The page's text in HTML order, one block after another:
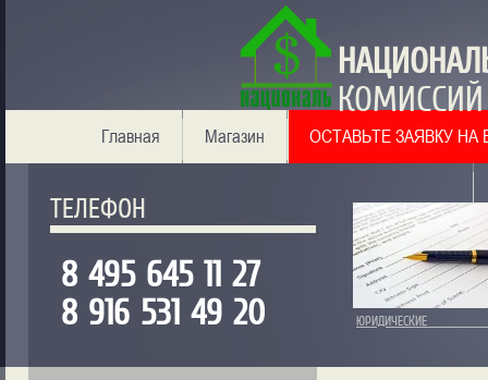
КОМИССИЙ
Главная Магазин ОСТАВЬТЕ ЗАЯВКУ
ТЕЛЕФОН
8 495 645 11 27
8 916 531 49 20
ЮРИДИЧЕСКИЕ